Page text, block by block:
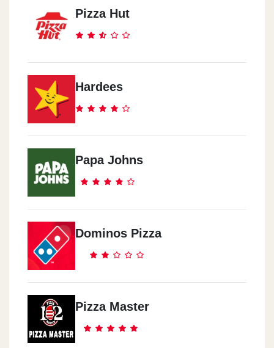
Banha
Farid Nada St. - Banha, Kaliobeya
8/2 El Nasr St
El Mohandeseen
Al Haram
162 El Haram Street
Masr El Gdida
51 Abdel Hamid Badawy St. (opp. El Shams Sporting Club)
Maadi
121 Misr Helwan Agricultural Rd., Hadayek El Maad
Pizza Hut
Hardees
Papa Johns
Dominos Pizza
Pizza Master